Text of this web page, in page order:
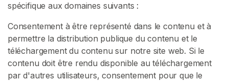
spécifique aux domaines suivants :
Consentement à être représenté dans le contenu et à
permettre la distribution publique du contenu et le
téléchargement du contenu sur notre site web. Si le
contenu doit être rendu disponible au téléchargement
par d'autres utilisateurs, consentement pour que le